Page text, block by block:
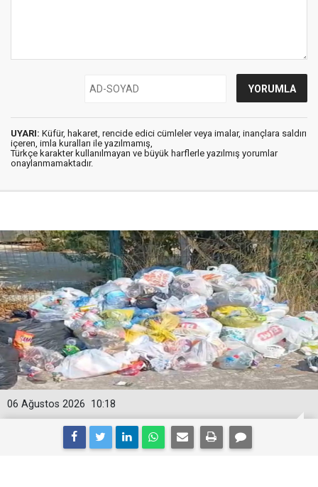
UYARI: Küfür, hakaret, rencide edici cümleler veya imalar, inançlara saldırı
içeren, imla kuralları ile yazılmamış,
Türkçe karakter kullanılmayan ve büyük harflerle yazılmış yorumlar
onaylanmamaktadır.
10:18
06 Ağustos 2026